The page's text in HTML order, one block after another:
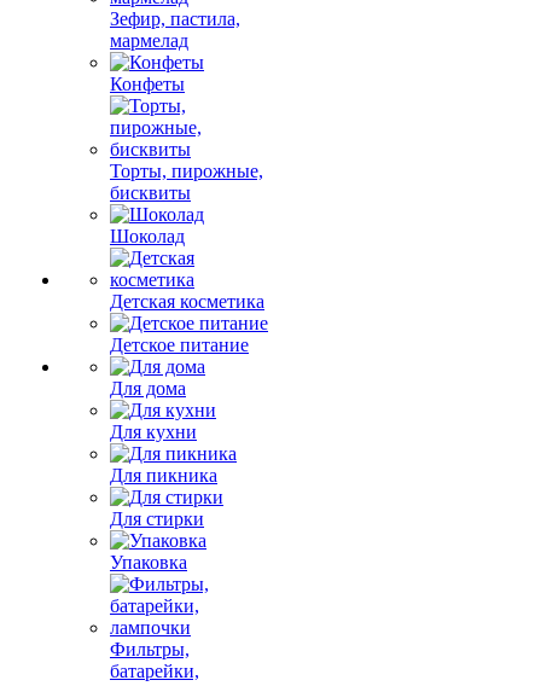
Зефир, пастила,
мармелад
Конфеты
Торты, пирожные,
бисквиты
Шоколад
Детская косметика
Детское питание
Для дома
Для кухни
Для пикника
Для стирки
Упаковка
Фильтры,
батарейки,